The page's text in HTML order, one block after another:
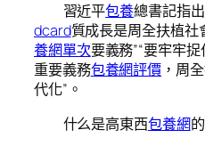
習近平包養總書記指
dcard質成長是周全扶植社
養網單次要義務”“要牢牢
重要義務包養網評價 ，周
代化”。
什么是高東西包養網